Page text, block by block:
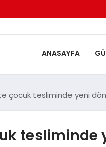
ANASAYFA
çocuk tesliminde yeni
tesliminde